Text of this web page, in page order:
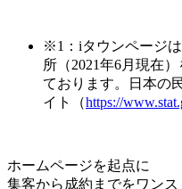
※1：iタウンページ
所（2021年6月現在
ております。日本の
イト（https://
ホームページを起点に
集客から成約までをワン